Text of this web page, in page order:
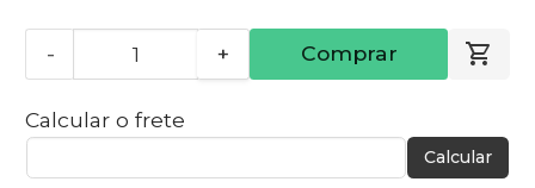
- + Comprar
Calcular o frete
Calcular